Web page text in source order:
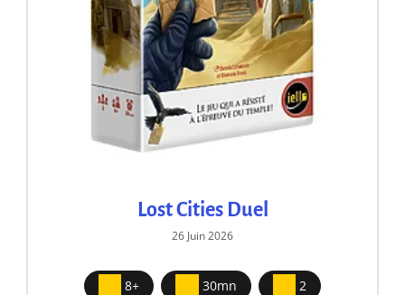
Lost Cities Duel
26 Juin 2026
8+ 30mn 2